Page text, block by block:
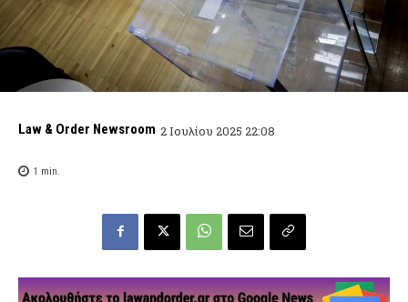
Law & Order Newsroom 2 Ιουλίου 2025 22:08
1 min.